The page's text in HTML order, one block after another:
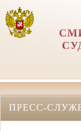
ПРЕСС-